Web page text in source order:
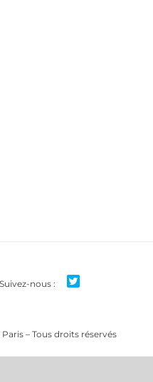
– Tous droits réservés